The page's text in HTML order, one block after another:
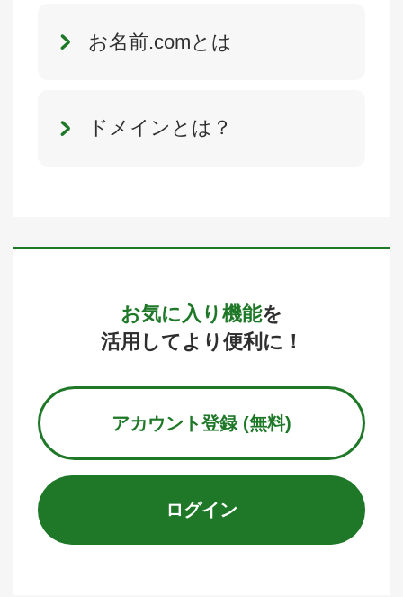
お名前.comとは
ドメインとは？
お気に入り機能を
活用してより便利に！
アカウント登録 (無料)
ログイン